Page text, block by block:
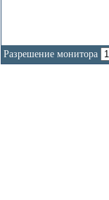
Разрешение монитора